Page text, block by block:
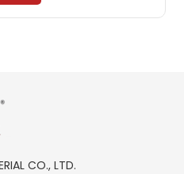
CO., LTD.